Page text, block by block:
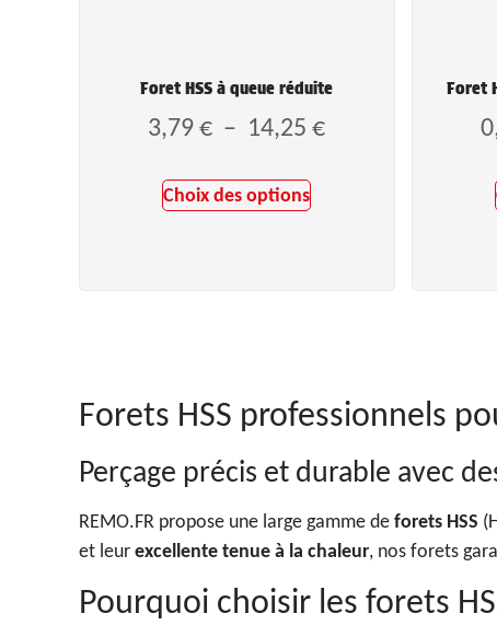
Foret HSS à queue réduite
3,79€ – 14,25€
Choix des options
Foret
Forets HSS professionnels
Perçage précis et durable avec
REMO.FR propose une large gamme deforets HSS
et leurexcellente tenue à la chaleur, nos forets
Pourquoi choisir les forets